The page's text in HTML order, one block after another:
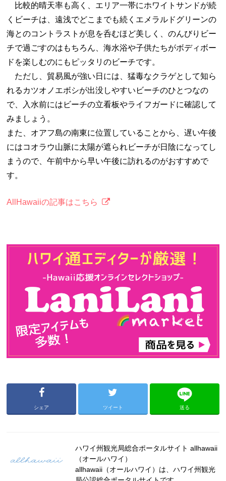
比較的晴天率も高く、エリア一帯にホワイトサンドが続
くビーチは、遠浅でどこまでも続くエメラルドグリーンの
海とのコントラストが息を呑むほど美しく、のんびりビー
チで過ごすのはもちろん、海水浴や子供たちがボディボー
ドを楽しむのにもピッタリのビーチです。
ただし、貿易風が強い日には、猛毒なクラゲとして知ら
れるカツオノエボシが出没しやすいビーチのひとつなの
で、入水前にはビーチの立看板やライフガードに確認して
みましょう。
また、オアフ島の南東に位置していることから、遅い午後
にはコオラウ山脈に太陽が遮られビーチが日陰になってし
まうので、午前中から早い午後に訪れるのがおすすめで
す。
AllHawaiiの記事はこちら
シェア ツイート 送る
ハワイ州観光局総合ポータルサイト allhawaii
（オールハワイ）
allhawaii（オールハワイ）は、ハワイ州観光